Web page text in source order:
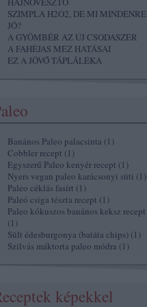
SZIMPLA H2O2, DE MI MINDENRE
JÓ?
A GYÖMBÉR AZ ÚJ CSODASZER
A FAHÉJAS MÉZ HATÁSAI
EZ A JÖVŐ TÁPLÁLÉKA
Banános Paleo palacsinta (1 )
Cobbler recept (1 )
Egyszerű Paleo kenyér recept (1 )
Nyers vegan paleo karácsonyi süti (1 )
Paleo céklás fasírt (1 )
Paleó csiga tészta recept (1 )
Paleo kókuszos banános keksz recept
(1 )
Sült édesburgonya (batáta chips) (1 )
Szilvás máktorta paleo módra (1 )
képekkel